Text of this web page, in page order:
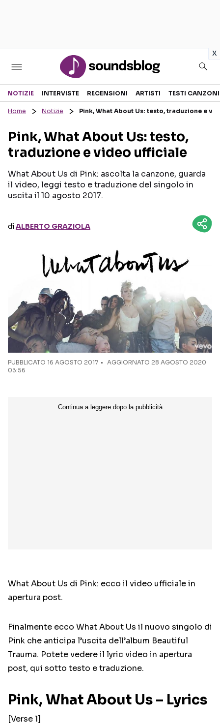
x
Sezioni
RECENSIONI MUSICALI
INTERVISTE
GOSSIP E CURIOSITÀ
TESTI CANZONI
TOUR ED EVENTI
TALENT SHOW
NOTIZIE INTERVISTE RECENSIONI ARTISTI TESTI CANZONI
Home Notizie Pink, What About Us: testo, traduzione e
Pink, What About Us: testo,
traduzione e video ufficiale
What About Us di Pink: ascolta la canzone, guarda
il video, leggi testo e traduzione del singolo in
uscita il 10 agosto 2017.
diALBERTO GRAZIOLA
PUBBLICATO 16 AGOSTO 2017
AGGIORNATO 28 AGOSTO 2020
03:56
What About Us di Pink: ecco il video ufficiale in
apertura post.
Finalmente ecco What About Us il nuovo singolo di
Pink che anticipa l’uscita dell’album Beautiful
Trauma. Potete vedere il lyric video in apertura
post, qui sotto testo e traduzione.
Pink, What About Us – Lyrics
[Verse 1]